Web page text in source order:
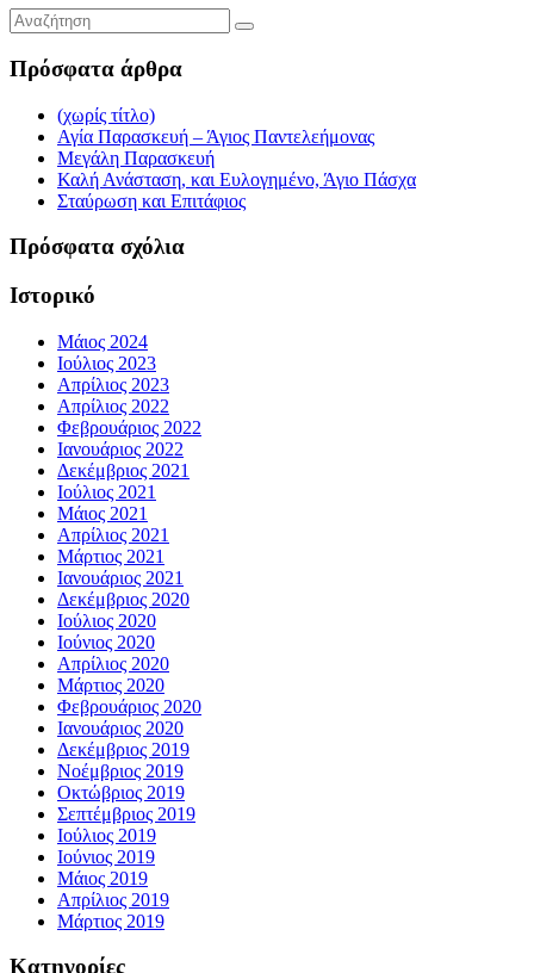
Πρόσφατα άρθρα
(χωρίς τίτλο)
Αγία Παρασκευή – Άγιος Παντελεήμονας
Μεγάλη Παρασκευή
Καλή Ανάσταση, και Ευλογημένο, Άγιο Πάσχα
Σταύρωση και Επιτάφιος
Πρόσφατα σχόλια
Ιστορικό
Μάιος 2024
Ιούλιος 2023
Απρίλιος 2023
Απρίλιος 2022
Φεβρουάριος 2022
Ιανουάριος 2022
Δεκέμβριος 2021
Ιούλιος 2021
Μάιος 2021
Απρίλιος 2021
Μάρτιος 2021
Ιανουάριος 2021
Δεκέμβριος 2020
Ιούλιος 2020
Ιούνιος 2020
Απρίλιος 2020
Μάρτιος 2020
Φεβρουάριος 2020
Ιανουάριος 2020
Δεκέμβριος 2019
Νοέμβριος 2019
Οκτώβριος 2019
Σεπτέμβριος 2019
Ιούλιος 2019
Ιούνιος 2019
Μάιος 2019
Απρίλιος 2019
Μάρτιος 2019
Kατηγορίες